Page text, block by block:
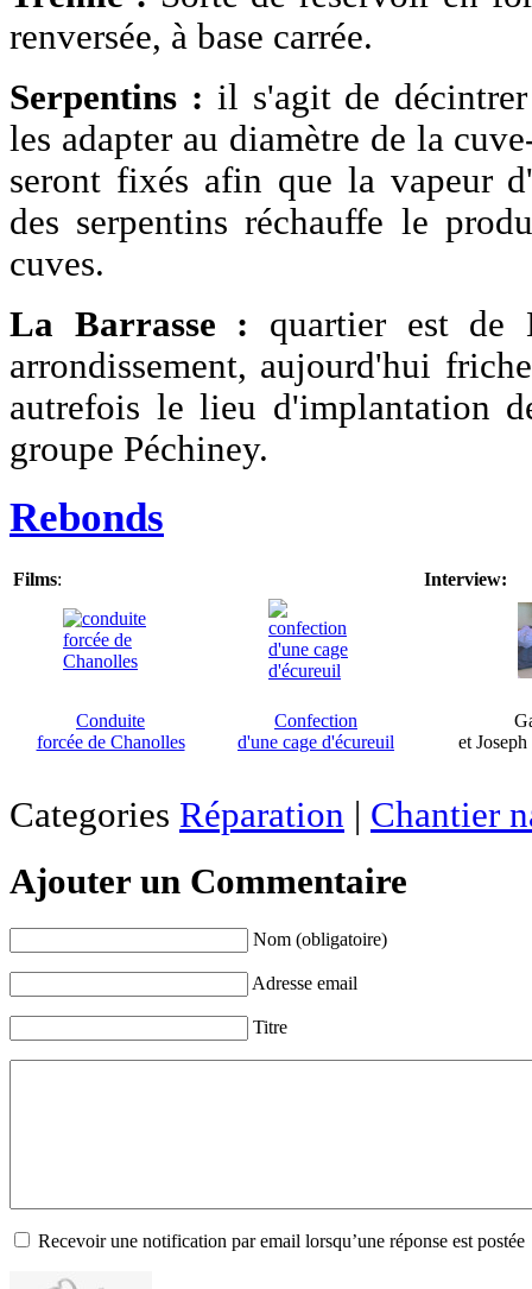
renversée, à base carrée.
Serpentins : il s'agit de
les adapter au diamètre de la
seront fixés afin que la vapeur
des serpentins réchauffe le
cuves.
La Barrasse : quartier est de
arrondissement, aujourd'hui
autrefois le lieu d'implantation
groupe Péchiney.
Rebonds
Films: Interview:
Conduite
forcée de Chanolles
Confection
d'une cage d'écureuil
et
Categories Réparation
Chantier
Ajouter un Commentaire
Nom (obligatoire)
Adresse email
Titre
Recevoir une notification par email lorsqu’une réponse est postée